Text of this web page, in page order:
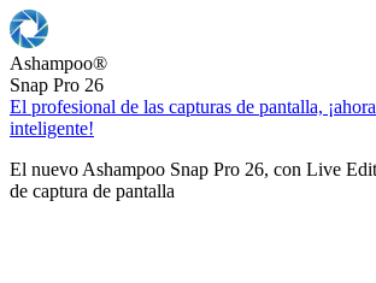
Ashampoo®
Snap Pro 26
El profesional de las capturas de pantalla,
inteligente!
El nuevo Ashampoo Snap Pro 26, con Live
de captura de pantalla